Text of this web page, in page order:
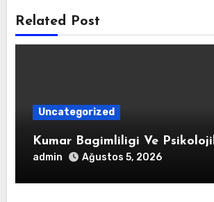
Related Post
Uncategorized
Kumar Bagimliligi Ve
admin Ağustos 5, 2026